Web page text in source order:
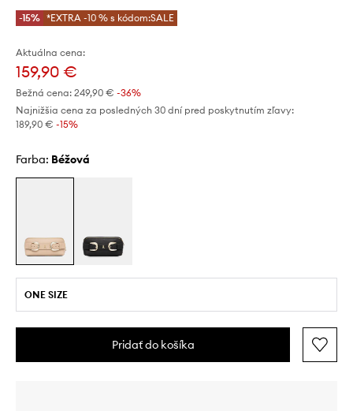
-15% *EXTRA -10 % s kódom:SALE
Aktuálna cena:
159,90 €
Bežná cena: 249,90 € -36%
Najnižšia cena za posledných 30 dní pred poskytnutím zľavy:
189,90 € -15%
Farba: béžová
ONE SIZE
Pridať do košíka